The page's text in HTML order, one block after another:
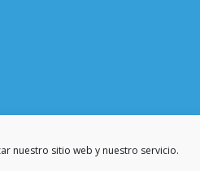
nuestro sitio web y nuestro servicio.